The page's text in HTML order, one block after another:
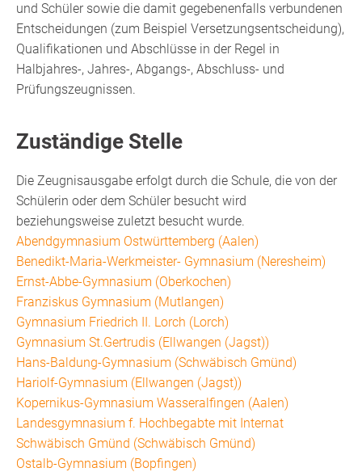
und Schüler sowie die damit gegebenenfalls verbundenen
Entscheidungen (zum Beispiel Versetzungsentscheidung),
Qualifikationen und Abschlüsse in der Regel in
Halbjahres-, Jahres-, Abgangs-, Abschluss- und
Prüfungszeugnissen.
Zuständige Stelle
Die Zeugnisausgabe erfolgt durch die Schule, die von der
Schülerin oder dem Schüler besucht wird
beziehungsweise zuletzt besucht wurde.
Abendgymnasium Ostwürttemberg (Aalen)
Benedikt-Maria-Werkmeister- Gymnasium (Neresheim)
Ernst-Abbe-Gymnasium (Oberkochen)
Franziskus Gymnasium (Mutlangen)
Gymnasium Friedrich II. Lorch (Lorch)
Gymnasium St.Gertrudis (Ellwangen (Jagst))
Hans-Baldung-Gymnasium (Schwäbisch Gmünd)
Hariolf-Gymnasium (Ellwangen (Jagst))
Kopernikus-Gymnasium Wasseralfingen (Aalen)
Landesgymnasium f. Hochbegabte mit Internat
Schwäbisch Gmünd (Schwäbisch Gmünd)
Ostalb-Gymnasium (Bopfingen)